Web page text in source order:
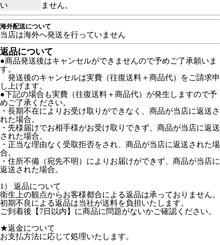
い
ません。
海外配送について
当店は海外へ発送を行っていません
返品について
●商品発送後はキャンセルができませんので予めご了承願いま
す。
発送後のキャンセルは実費（往復送料＋商品代）をご請求申
し上げます。
●下記の場合も実費（往復送料＋商品代）が発生しますので予
めご了承ください。
・長期不在によりお受け取りができなく、商品が当店に返送さ
れた場合。
・先様届けでお相手様がお受け取りできず、商品が当店に返送
された場合。
・正当な理由なく受取拒否をされ、商品が当店に返送された場
合。
・住所不備（宛先不明）によりお届けができず、商品が当店に
返送された場合。
1） 返品について
衛生上の観点からお客様都合による返品は承っておりません。
初期不良による返品は当社が送料を負担いたします。
ご到着後【7日以内】に商品に問題がないかご確認ください。
★返金について
お支払方法に応じて処理いたします。